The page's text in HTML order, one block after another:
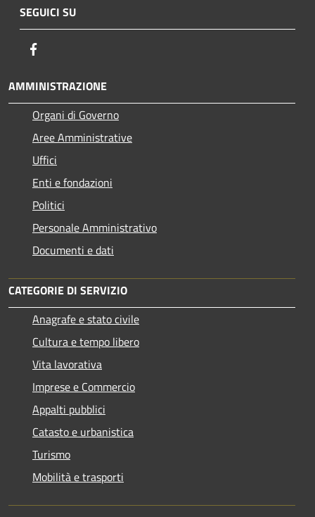
SEGUICI SU
AMMINISTRAZIONE
Organi di Governo
Aree Amministrative
Uffici
Enti e fondazioni
Politici
Personale Amministrativo
Documenti e dati
CATEGORIE DI SERVIZIO
Anagrafe e stato civile
Cultura e tempo libero
Vita lavorativa
Imprese e Commercio
Appalti pubblici
Catasto e urbanistica
Turismo
Mobilità e trasporti